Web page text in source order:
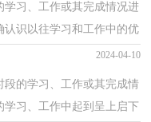
学习、工作或其完成情况进
识以往学习和工作中的优
结要注意...
2024-04-10
的学习、工作或其完成情
习、工作中起到呈上启下